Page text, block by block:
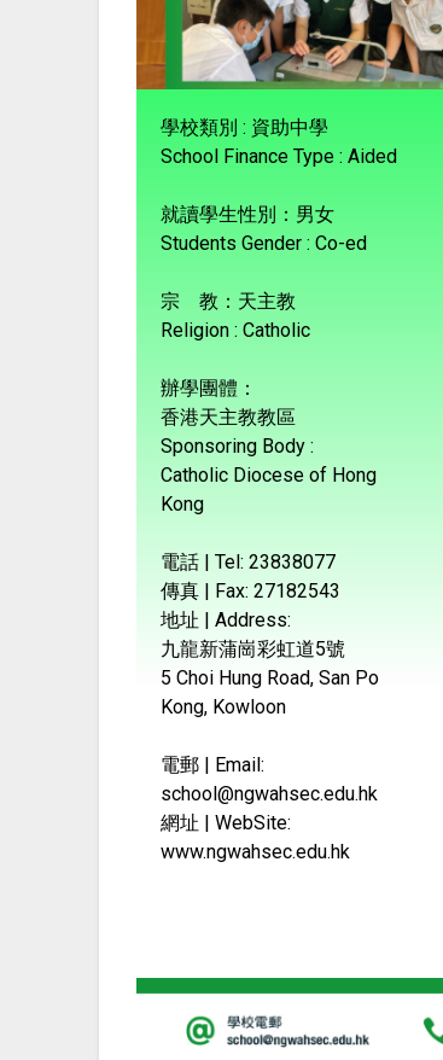
學校類別 : 資助中學
School Finance Type : Aided
就讀學生性別：男女
Students Gender : Co-ed
宗 教：天主教
Religion : Catholic
辦學團體：
香港天主教教區
Sponsoring Body :
Catholic Diocese of Hong
Kong
電話 | Tel: 23838077
傳真 | Fax: 27182543
地址 | Address:
九龍新蒲崗彩虹道5號
5 Choi Hung Road, San Po
Kong, Kowloon
電郵 | Email:
school@ngwahsec.edu.hk
網址 | WebSite:
www.ngwahsec.edu.hk